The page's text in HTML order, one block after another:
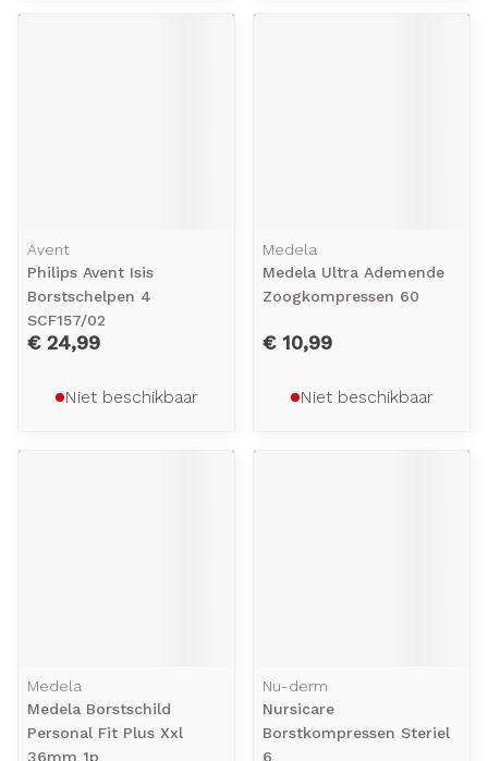
Avent
Philips Avent Isis
Borstschelpen 4
SCF157/02
€ 24,99
Niet beschikbaar
Medela
Medela Ultra Ademende
Zoogkompressen 60
€ 10,99
Niet beschikbaar
Medela
Medela Borstschild
Personal Fit Plus Xxl
36mm 1p
Nu-derm
Nursicare
Borstkompressen Steriel
6